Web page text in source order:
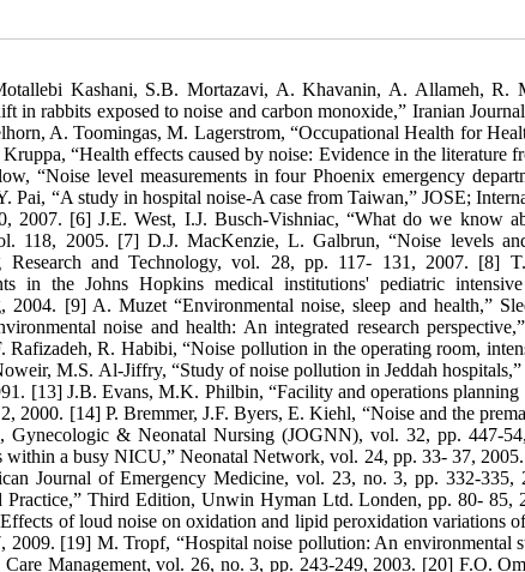
Kashani, S.B. Mortazavi, A. Khavanin, A. Allameh, R.
in rabbits exposed to noise and carbon monoxide,” Iranian
A. Toomingas, M. Lagerstrom, “Occupational Health for
“Health effects caused by noise: Evidence in the literature
“Noise level measurements in four Phoenix emergency
Pai, “A study in hospital noise-A case from Taiwan,” JOSE;
2007. [6] J.E. West, I.J. Busch-Vishniac, “What do we know
118, 2005. [7] D.J. MacKenzie, L. Galbrun, “Noise levels
Research and Technology, vol. 28, pp. 117- 131, 2007. [8]
in the Johns Hopkins medical institutions' pediatric
2004. [9] A. Muzet “Environmental noise, sleep and health,”
noise and health: An integrated research
Rafizadeh, R. Habibi, “Noise pollution in the operating room,
M.S. Al-Jiffry, “Study of noise pollution in Jeddah
[13] J.B. Evans, M.K. Philbin, “Facility and operations
2000. [14] P. Bremmer, J.F. Byers, E. Kiehl, “Noise and the
Gynecologic & Neonatal Nursing (JOGNN), vol. 32, pp. 447-
within a busy NICU,” Neonatal Network, vol. 24, pp. 33- 37,
Journal of Emergency Medicine, vol. 23, no. 3, pp. 332-
Practice,” Third Edition, Unwin Hyman Ltd. Londen, pp. 80-
of loud noise on oxidation and lipid peroxidation variations
2009. [19] M. Tropf, “Hospital noise pollution: An environmental
Management, vol. 26, no. 3, pp. 243-249, 2003. [20] F.O.